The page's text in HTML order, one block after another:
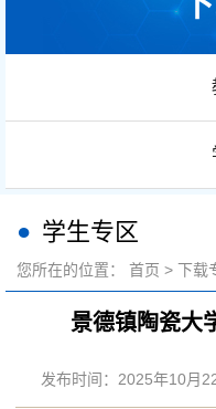
学生专区
您所在的位置： 首页 > 下载
景德镇陶瓷大
发布时间：2025年10月